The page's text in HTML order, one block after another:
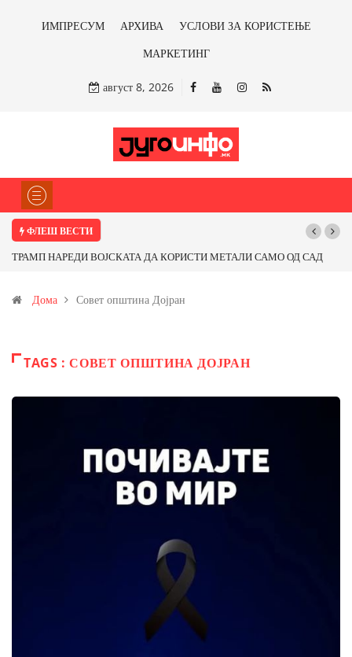
ИМПРЕСУМ АРХИВА
УСЛОВИ ЗА КОРИСТЕЊЕ
МАРКЕТИНГ
август 8, 2026
ФЛЕШ ВЕСТИ
ТРАМП НАРЕДИ ВОЈСКАТА ДА КОРИСТИ МЕТАЛИ САМО ОД САД
Иловица и со антимонот?
Дома Совет општина Дојран
TAGS : СОВЕТ ОПШТИНА ДОЈРАН